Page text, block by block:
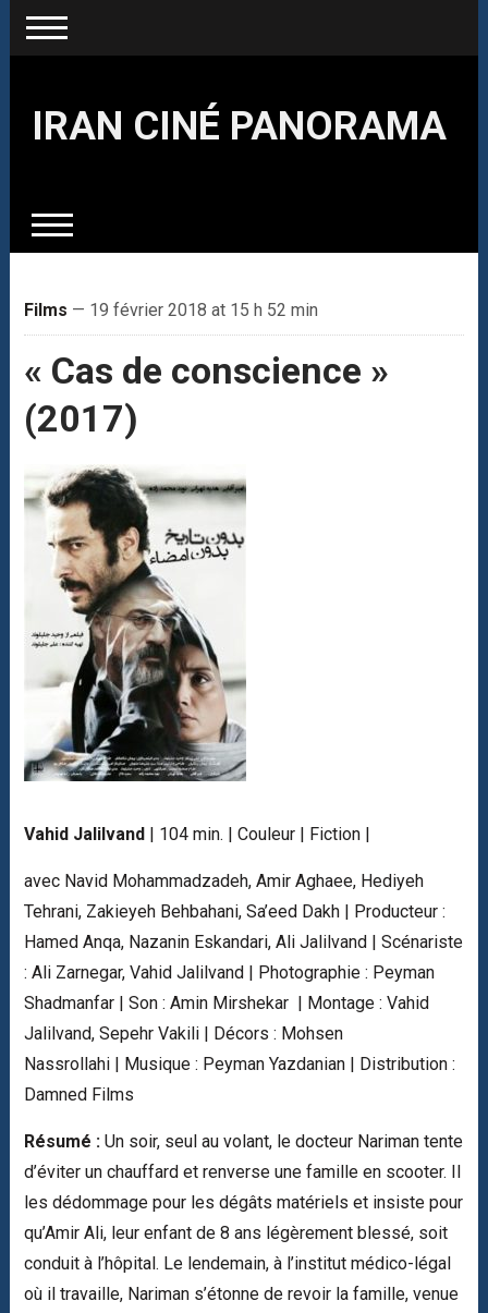
IRAN CINÉ PANORAMA
Films — 19 février 2018 at 15 h 52 min
« Cas de conscience »
(2017)
Vahid Jalilvand | 104 min. | Couleur | Fiction |
avec Navid Mohammadzadeh, Amir Aghaee, Hediyeh
Tehrani, Zakieyeh Behbahani, Sa’eed Dakh | Producteur :
Hamed Anqa, Nazanin Eskandari, Ali Jalilvand | Scénariste
: Ali Zarnegar, Vahid Jalilvand | Photographie : Peyman
Shadmanfar | Son : Amin Mirshekar | Montage : Vahid
Jalilvand, Sepehr Vakili | Décors : Mohsen
Nassrollahi | Musique : Peyman Yazdanian | Distribution :
Damned Films
Résumé : Un soir, seul au volant, le docteur Nariman tente
d’éviter un chauffard et renverse une famille en scooter. Il
les dédommage pour les dégâts matériels et insiste pour
qu’Amir Ali, leur enfant de 8 ans légèrement blessé, soit
conduit à l’hôpital. Le lendemain, à l’institut médico-légal
où il travaille, Nariman s’étonne de revoir la famille, venue